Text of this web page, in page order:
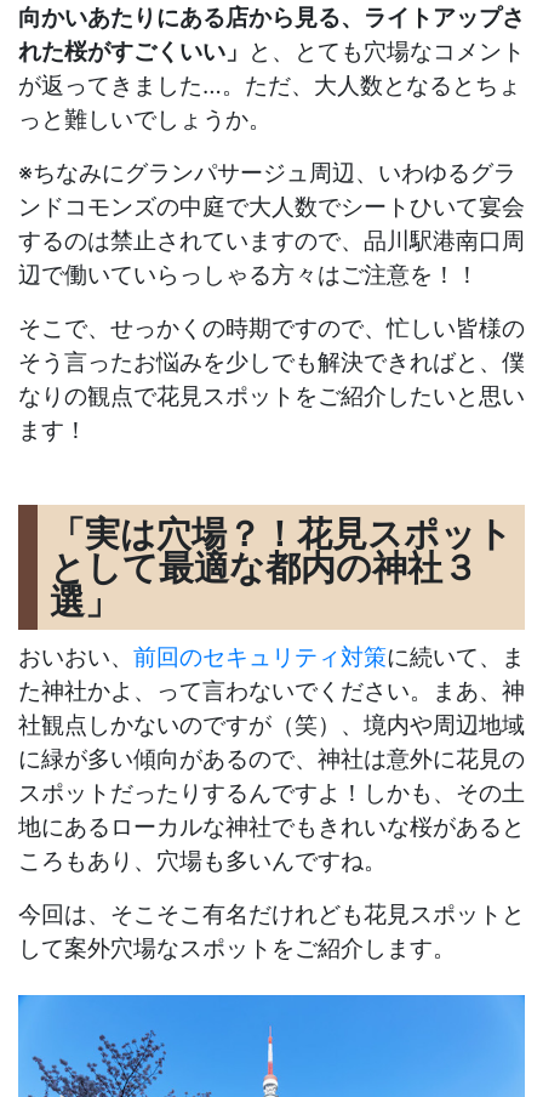
向かいあたりにある店から見る、ライトアップさ
れた桜がすごくいい」 と、とても穴場なコメント
が返ってきました…。ただ、大人数となるとちょ
っと難しいでしょうか。
※ちなみにグランパサージュ周辺、いわゆるグラ
ンドコモンズの中庭で大人数でシートひいて宴会
するのは禁止されていますので、品川駅港南口周
辺で働いていらっしゃる方々はご注意を！！
そこで、せっかくの時期ですので、忙しい皆様の
そう言ったお悩みを少しでも解決できればと、僕
なりの観点で花見スポットをご紹介したいと思い
ます！
「実は穴場？！花見スポット
として最適な都内の神社３
選」
おいおい、 前回のセキュリティ対策に続いて、ま
た神社かよ、って言わないでください。まあ、神
社観点しかないのですが（笑）、境内や周辺地域
に緑が多い傾向があるので、神社は意外に花見の
スポットだったりするんですよ！しかも、その土
地にあるローカルな神社でもきれいな桜があると
ころもあり、穴場も多いんですね。
今回は、そこそこ有名だけれども花見スポットと
して案外穴場なスポットをご紹介します。